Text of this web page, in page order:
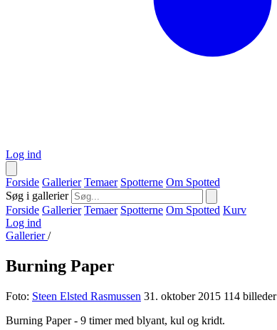
Log ind
Forside Gallerier Temaer Spotterne Om Spotted
Søg i gallerier
Forside Gallerier Temaer Spotterne Om Spotted Kurv
Log ind
Gallerier/
Burning Paper
Foto: Steen Elsted Rasmussen 31. oktober 2015 114 billeder
Burning Paper - 9 timer med blyant, kul og kridt.